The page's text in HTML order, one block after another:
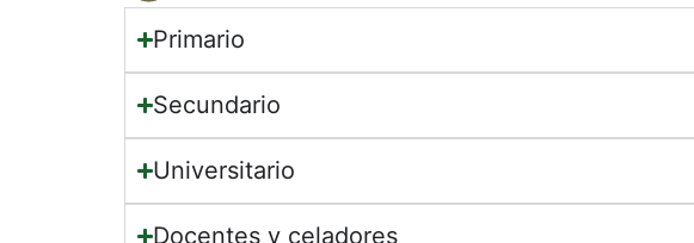
Primario
Secundario
Universitario
Docentes y celadores